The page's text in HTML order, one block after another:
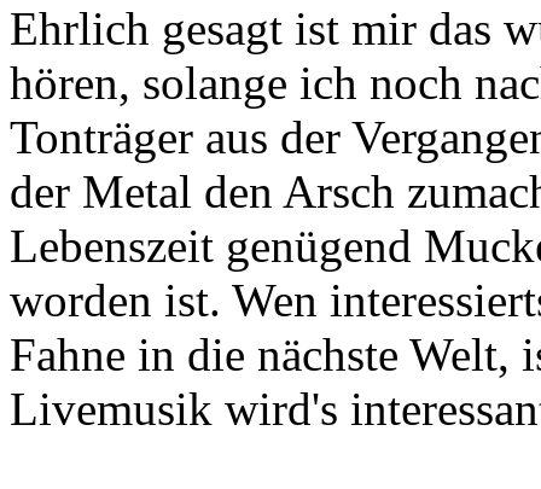
Ehrlich gesagt ist mir das
hören, solange ich noch
Tonträger aus der
der Metal den Arsch
Lebenszeit genügend
worden ist. Wen
Fahne in die nächste
Livemusik wird's